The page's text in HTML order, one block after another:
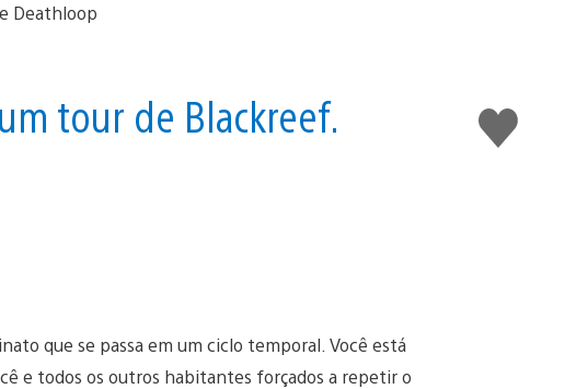
Curtir
tour de Blackreef.
que se passa em um ciclo temporal. Você está
e todos os outros habitantes forçados a repetir o